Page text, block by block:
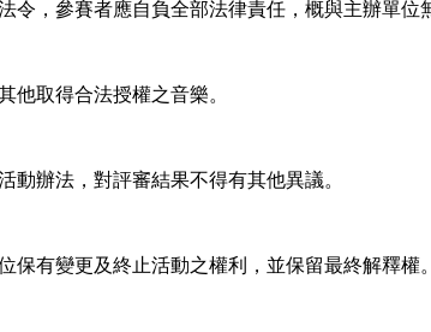
，參賽者應自負全部法律責任，概與主辦單位
他取得合法授權之音樂。
辦法，對評審結果不得有其他異議。
有變更及終止活動之權利，並保留最終解釋權。